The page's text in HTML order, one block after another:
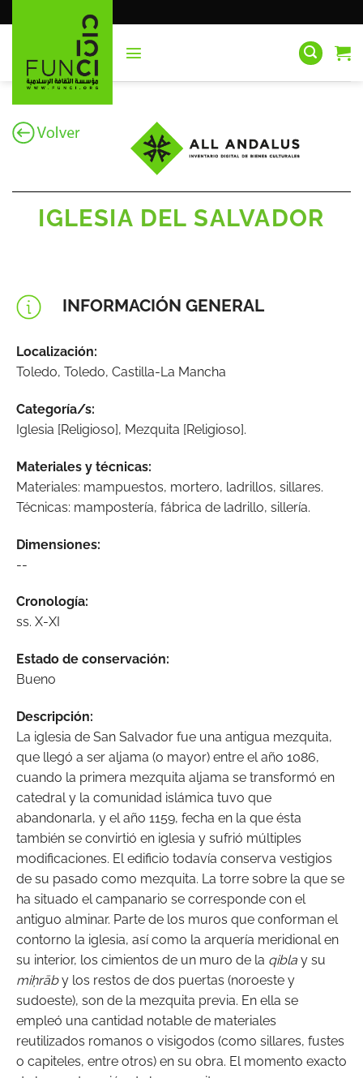
al
IGLESIA DEL SALVADOR
INFORMACIÓN GENERAL
Localización:
Toledo, Toledo, Castilla-La Mancha
Categoría/s:
Iglesia [Religioso], Mezquita [Religioso].
Materiales y técnicas:
Materiales: mampuestos, mortero, ladrillos, sillares.
Técnicas: mampostería, fábrica de ladrillo, sillería.
Dimensiones:
--
Cronología:
ss. X-XI
Estado de conservación:
Bueno
Descripción:
La iglesia de San Salvador fue una antigua mezquita,
que llegó a ser aljama (o mayor) entre el año 1086,
cuando la primera mezquita aljama se transformó en
catedral y la comunidad islámica tuvo que
abandonarla, y el año 1159, fecha en la que ésta
también se convirtió en iglesia y sufrió múltiples
modificaciones. El edificio todavía conserva vestigios
de su pasado como mezquita. La torre sobre la que se
ha situado el campanario se corresponde con el
antiguo alminar. Parte de los muros que conforman el
contorno la iglesia, así como la arquería meridional en
su interior, los cimientos de un muro de la qiblay su
miḥrāby los restos de dos puertas (noroeste y
sudoeste), son de la mezquita previa. En ella se
empleó una cantidad notable de materiales
reutilizados romanos o visigodos (como sillares, fustes
o capiteles, entre otros) en su obra. El momento exacto